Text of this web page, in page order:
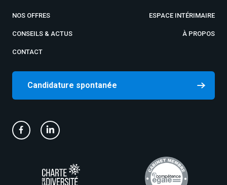
NOS OFFRES ESPACE INTÉRIMAIRE
CONSEILS & ACTUS À PROPOS
CONTACT
Candidature spontanée